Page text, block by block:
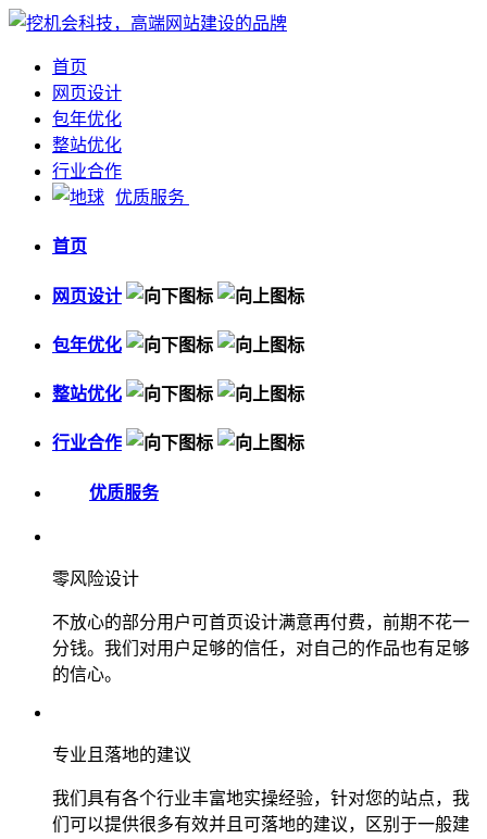
首页
网页设计
包年优化
整站优化
行业合作
优质服务
首页
网页设计
包年优化
整站优化
行业合作
优质服务
零风险设计
不放心的部分用户可首页设计满意再付费，前期不花一
分钱。我们对用户足够的信任，对自己的作品也有足够
的信心。
专业且落地的建议
我们具有各个行业丰富地实操经验，针对您的站点，我
们可以提供很多有效并且可落地的建议，区别于一般建